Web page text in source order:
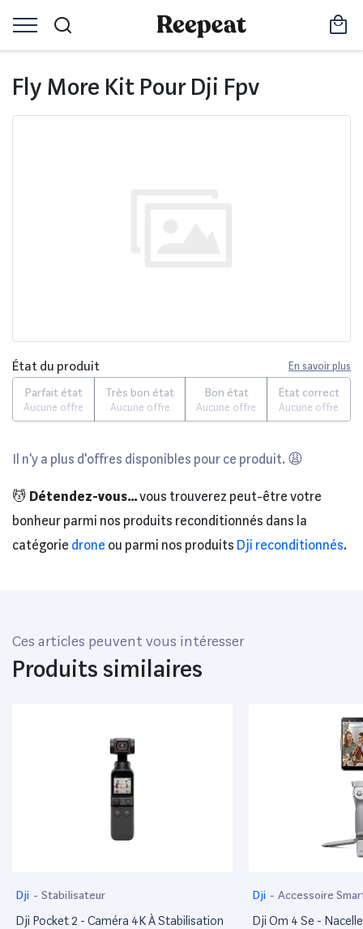
Fly More Kit Pour Dji Fpv
État du produit En savoir plus
Parfait état
Aucune offre
Très bon état
Aucune offre
Bon état
Aucune offre
État correct
Aucune offre
Il n'y a plus d'offres disponibles pour ce produit. 😩
💆 Détendez-vous...vous trouverez peut-être votre
bonheur parmi nos produits reconditionnés dans la
catégorie drone ou parmi nos produits Dji reconditionnés.
Ces articles peuvent vous intéresser
Produits similaires
Dji - Stabilisateur
Dji Pocket 2 - Caméra 4K À Stabilisation
Dji - Accessoire
Dji Om 4 Se -